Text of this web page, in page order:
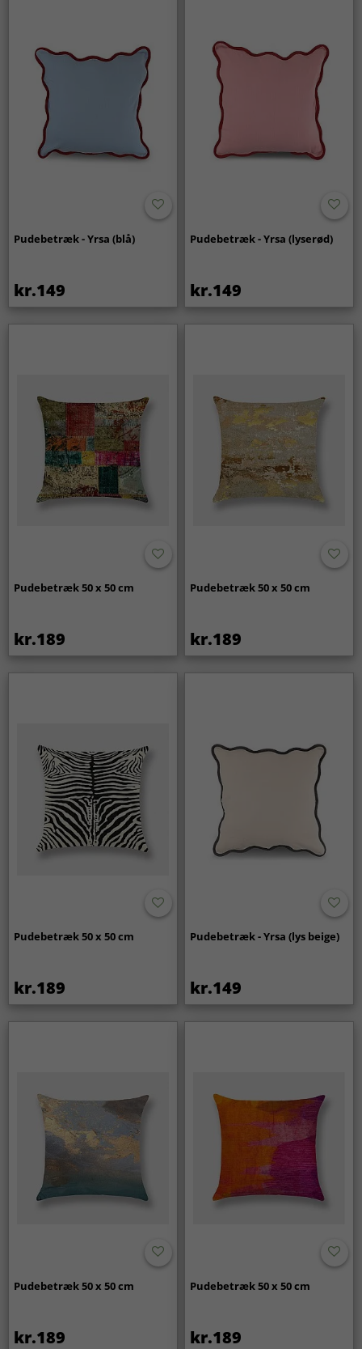
Pudebetræk - Yrsa (blå)
kr.149
Pudebetræk - Yrsa (lyserød)
kr.149
Pudebetræk 50 x 50 cm
kr.189
Pudebetræk 50 x 50 cm
kr.189
Pudebetræk 50 x 50 cm
kr.189
Pudebetræk - Yrsa (lys beige)
kr.149
Pudebetræk 50 x 50 cm
kr.189
Pudebetræk 50 x 50 cm
kr.189